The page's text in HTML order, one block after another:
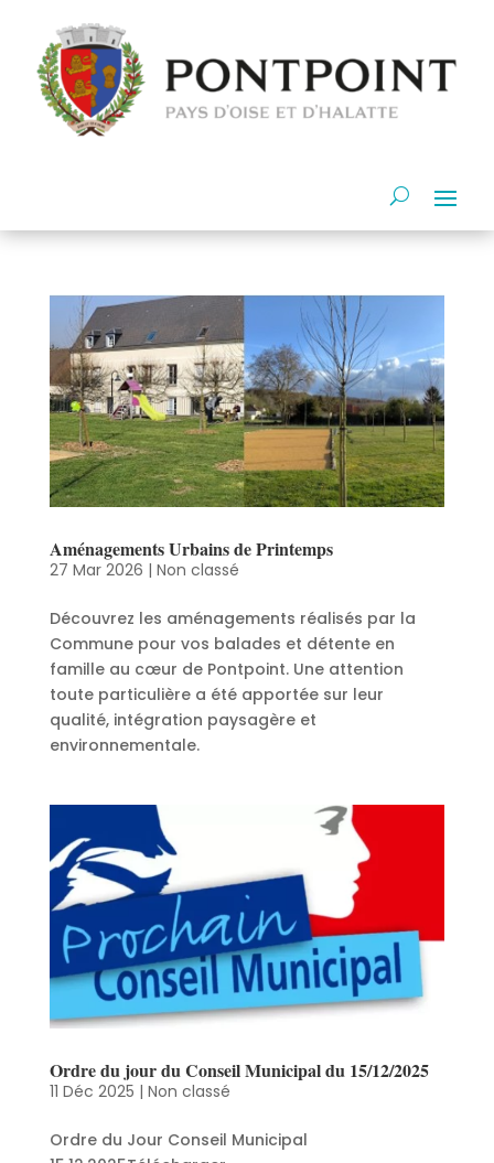
Aménagements Urbains de Printemps
27 Mar 2026 | Non classé
Découvrez les aménagements réalisés par la
Commune pour vos balades et détente en
famille au cœur de Pontpoint. Une attention
toute particulière a été apportée sur leur
qualité, intégration paysagère et
environnementale.
Ordre du jour du Conseil Municipal du 15/12/2025
11 Déc 2025 | Non classé
Ordre du Jour Conseil Municipal